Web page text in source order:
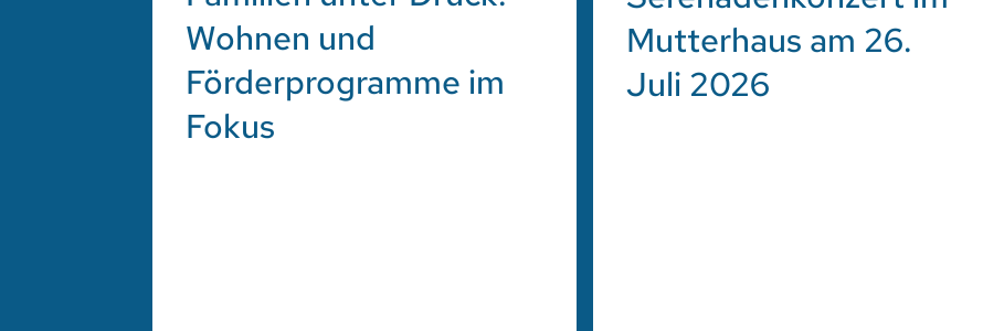
Wohnen und
Förderprogramme im
Fokus
Mutterhaus am 26.
Juli 2026